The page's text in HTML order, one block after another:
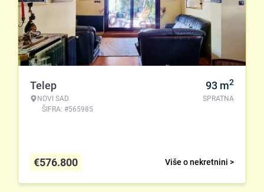
Telep
NOVI SAD
ŠIFRA: #565985
93 m2
SPRATNA
Više o nekretnini >
€576.800